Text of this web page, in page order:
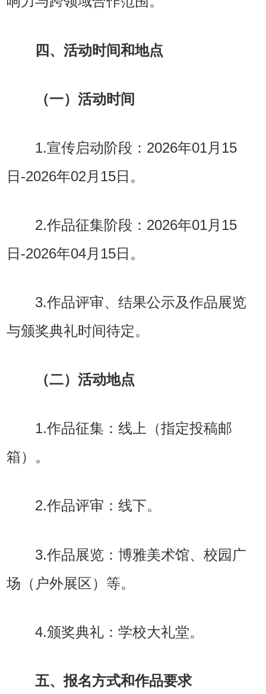
四、活动时间和地点
（一）活动时间
1.宣传启动阶段：2026年01月15
日-2026年02月15日。
2.作品征集阶段：2026年01月15
日-2026年04月15日。
3.作品评审、结果公示及作品展览
与颁奖典礼时间待定。
（二）活动地点
1.作品征集：线上（指定投稿邮
箱）。
2.作品评审：线下。
3.作品展览：博雅美术馆、校园广
场（户外展区）等。
4.颁奖典礼：学校大礼堂。
五、报名方式和作品要求